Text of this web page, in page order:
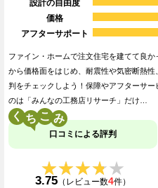
設計の自由度
価格
アフターサポート
ファイン・ホームで注文住宅を建てて良
から価格面をはじめ、耐震性や気密断熱
判をチェックしよう！保障やアフターサ
のは「みんなの工務店リサーチ」だけ…
く こ
口コミによる評判
★★★★★
★★★★★
3.75 （レビュー数4件）